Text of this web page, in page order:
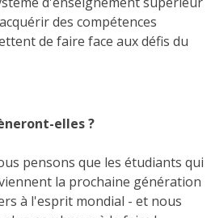
des compétences
de faire face aux défis du
elles ?
pensons que les étudiants qui
la prochaine génération
à l'esprit mondial - et nous